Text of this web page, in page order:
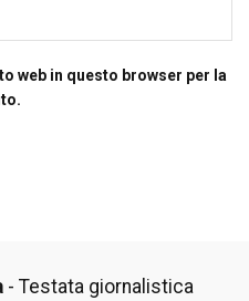
web in questo browser per la
- Testata giornalistica